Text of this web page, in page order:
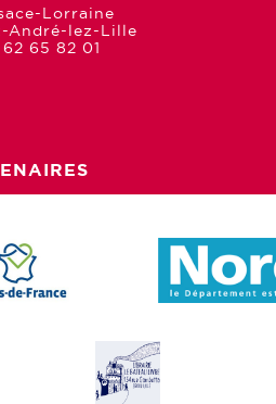
Lorraine
André-lez-Lille
65 82 01